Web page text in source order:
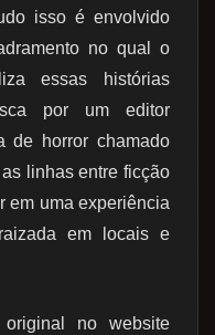
isso é envolvido
no qual o
essas histórias
por um editor
de horror chamado
linhas entre ficção
em uma experiência
em locais e
no website